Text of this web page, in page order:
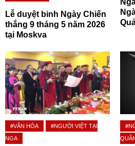
Lễ duyệt binh Ngày Chiến
thắng 9 tháng 5 năm 2026
tại Moskva
#VĂN HÓA
#NGƯỜI VIỆT TẠI
NGA
QUÂN